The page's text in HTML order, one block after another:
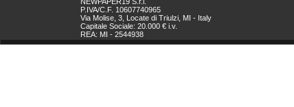
P.IVA/C.F. 10607740965
Via Molise, 3, Locate di Triulzi, MI - Italy
Capitale Sociale: 20.000 € i.v.
REA: MI - 2544938